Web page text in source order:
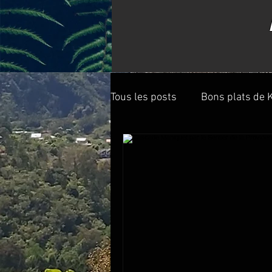
Tous les posts Bons plats de